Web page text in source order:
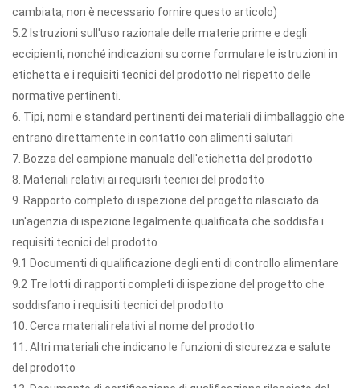
cambiata, non è necessario fornire questo articolo)
5.2 Istruzioni sull'uso razionale delle materie prime e degli
eccipienti, nonché indicazioni su come formulare le istruzioni in
etichetta e i requisiti tecnici del prodotto nel rispetto delle
normative pertinenti.
6. Tipi, nomi e standard pertinenti dei materiali di imballaggio che
entrano direttamente in contatto con alimenti salutari
7. Bozza del campione manuale dell'etichetta del prodotto
8. Materiali relativi ai requisiti tecnici del prodotto
9. Rapporto completo di ispezione del progetto rilasciato da
un'agenzia di ispezione legalmente qualificata che soddisfa i
requisiti tecnici del prodotto
9.1 Documenti di qualificazione degli enti di controllo alimentare
9.2 Tre lotti di rapporti completi di ispezione del progetto che
soddisfano i requisiti tecnici del prodotto
10. Cerca materiali relativi al nome del prodotto
11. Altri materiali che indicano le funzioni di sicurezza e salute
del prodotto